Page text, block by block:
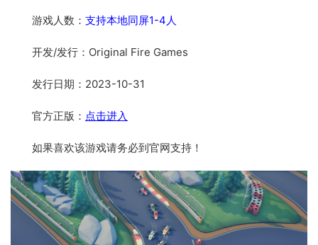
游戏人数： 支持本地同屏1-4人
开发/发行：Original Fire Games
发行日期：2023-10-31
官方正版： 点击进入
如果喜欢该游戏请务必到官网支持！